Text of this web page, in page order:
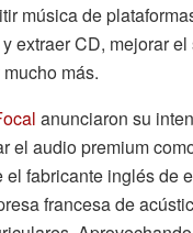
música de
extraer CD, mejorar
más.
anunciaron su
el audio premium
el fabricante inglés de
francesa de